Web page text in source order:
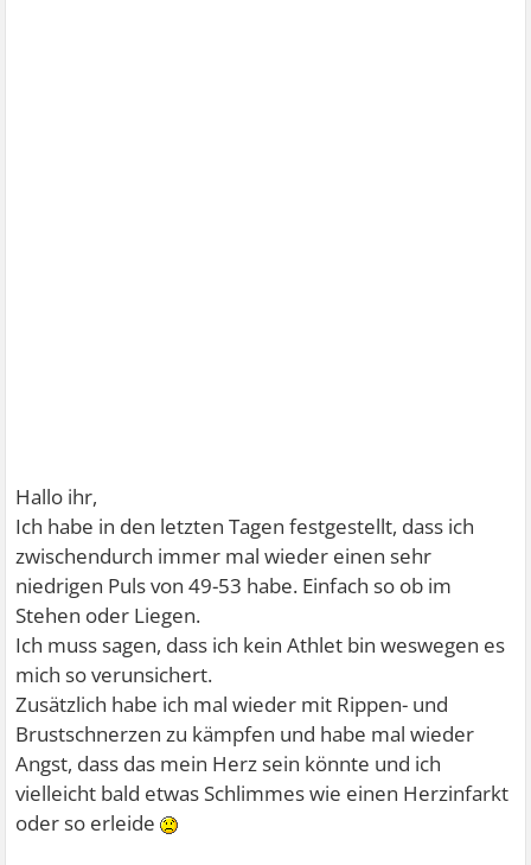
Hallo ihr,
Ich habe in den letzten Tagen festgestellt, dass ich
zwischendurch immer mal wieder einen sehr
niedrigen Puls von 49-53 habe. Einfach so ob im
Stehen oder Liegen.
Ich muss sagen, dass ich kein Athlet bin weswegen es
mich so verunsichert.
Zusätzlich habe ich mal wieder mit Rippen- und
Brustschnerzen zu kämpfen und habe mal wieder
Angst, dass das mein Herz sein könnte und ich
vielleicht bald etwas Schlimmes wie einen Herzinfarkt
oder so erleide